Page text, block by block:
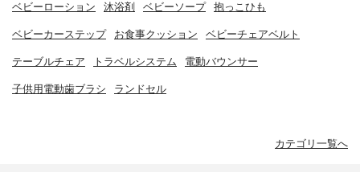
ベビーローション 沐浴剤 ベビーソープ 抱っこひも
ベビーカーステップ お食事クッション ベビーチェアベルト
テーブルチェア トラベルシステム 電動バウンサー
子供用電動歯ブラシ ランドセル
カテゴリ一覧へ